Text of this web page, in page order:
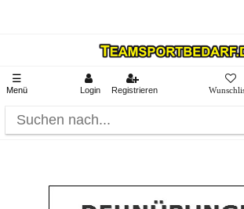
☰
Menü Login Registrieren